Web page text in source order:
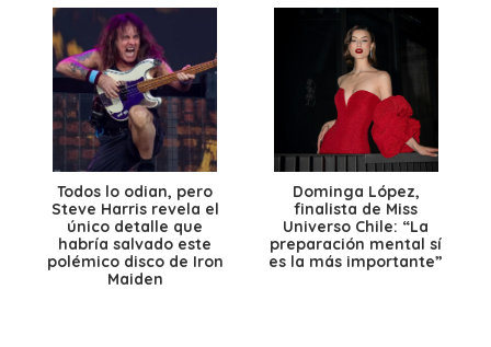
Todos lo odian, pero
Steve Harris revela el
único detalle que
habría salvado este
polémico disco de Iron
Maiden
Dominga López,
finalista de Miss
Universo Chile: “La
preparación mental sí
es la más importante”